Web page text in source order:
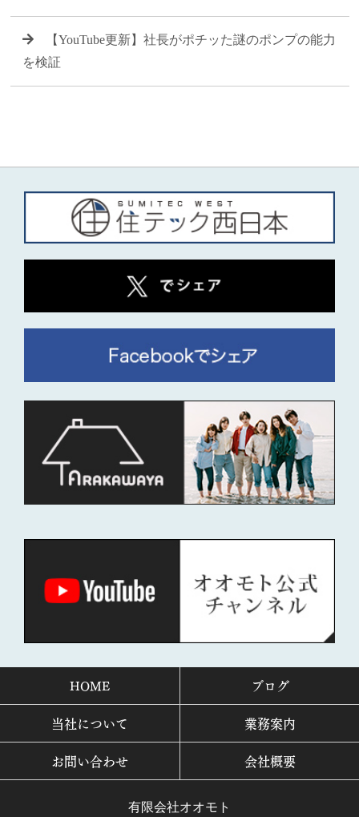
【YouTube更新】社長がポチッた謎のポンプの能力
を検証
HOME
ブログ
当社について
業務案内
お問い合わせ
会社概要
有限会社オオモト